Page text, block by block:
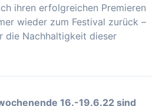
ihren erfolgreichen Premieren
wieder zum Festival zurück –
die Nachhaltigkeit dieser
16.-19.6.22 sind